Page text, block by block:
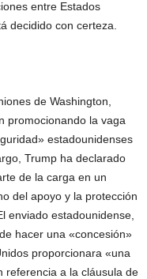
entre Estados
decidido con certeza.
de Washington,
promocionando la vaga
estadounidenses
Trump ha declarado
de la carga en un
del apoyo y la protección
enviado estadounidense,
hacer una «concesión»
proporcionara «una
referencia a la cláusula de